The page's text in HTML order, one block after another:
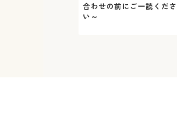
合わせの前にご一読くださ
い～